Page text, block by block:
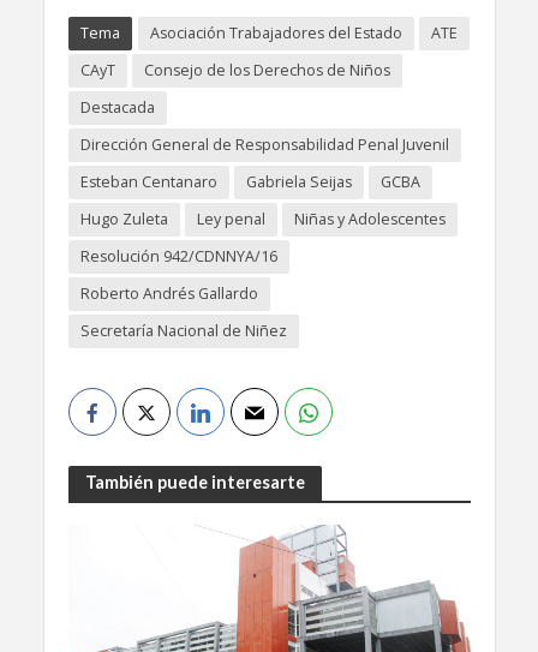
Tema Asociación Trabajadores del Estado
ATE
CAyT
Consejo de los Derechos de Niños
Destacada
Dirección General de Responsabilidad Penal Juvenil
Esteban Centanaro
Gabriela Seijas
GCBA
Hugo Zuleta
Ley penal
Niñas y Adolescentes
Resolución 942/CDNNYA/16
Roberto Andrés Gallardo
Secretaría Nacional de Niñez
También puede interesarte